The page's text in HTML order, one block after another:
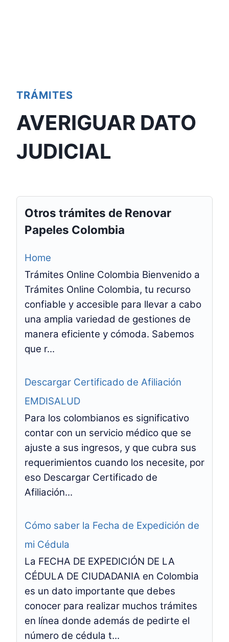
TRÁMITES
AVERIGUAR DATO
JUDICIAL
Otros trámites de Renovar
Papeles Colombia
Home
Trámites Online Colombia Bienvenido a
Trámites Online Colombia, tu recurso
confiable y accesible para llevar a cabo
una amplia variedad de gestiones de
manera eficiente y cómoda. Sabemos
que r...
Descargar Certificado de Afiliación
EMDISALUD
Para los colombianos es significativo
contar con un servicio médico que se
ajuste a sus ingresos, y que cubra sus
requerimientos cuando los necesite, por
eso Descargar Certificado de
Afiliación...
Cómo saber la Fecha de Expedición de
mi Cédula
La FECHA DE EXPEDICIÓN DE LA
CÉDULA DE CIUDADANIA en Colombia
es un dato importante que debes
conocer para realizar muchos trámites
en línea donde además de pedirte el
número de cédula t...